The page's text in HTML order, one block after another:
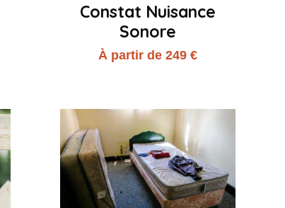
Constat Nuisance
Sonore
À partir de 249 €